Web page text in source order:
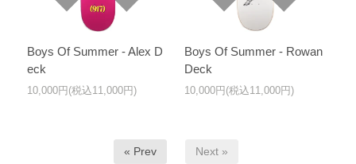
Boys Of Summer - Alex D
eck
10,000円(税込11,000円)
Boys Of Summer - Rowan
Deck
10,000円(税込11,000円)
« Prev Next »